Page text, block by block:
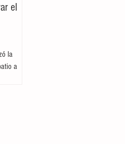
el
la
a